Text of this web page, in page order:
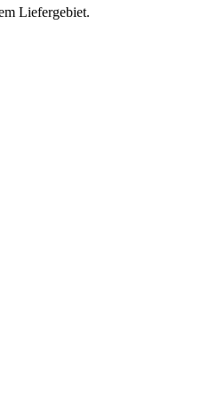
Liefergebiet.